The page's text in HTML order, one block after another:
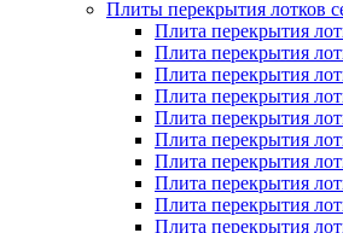
Плиты перекрытия лотков
Плита перекрытия
Плита перекрытия
Плита перекрытия
Плита перекрытия
Плита перекрытия
Плита перекрытия
Плита перекрытия
Плита перекрытия
Плита перекрытия
Плита перекрытия